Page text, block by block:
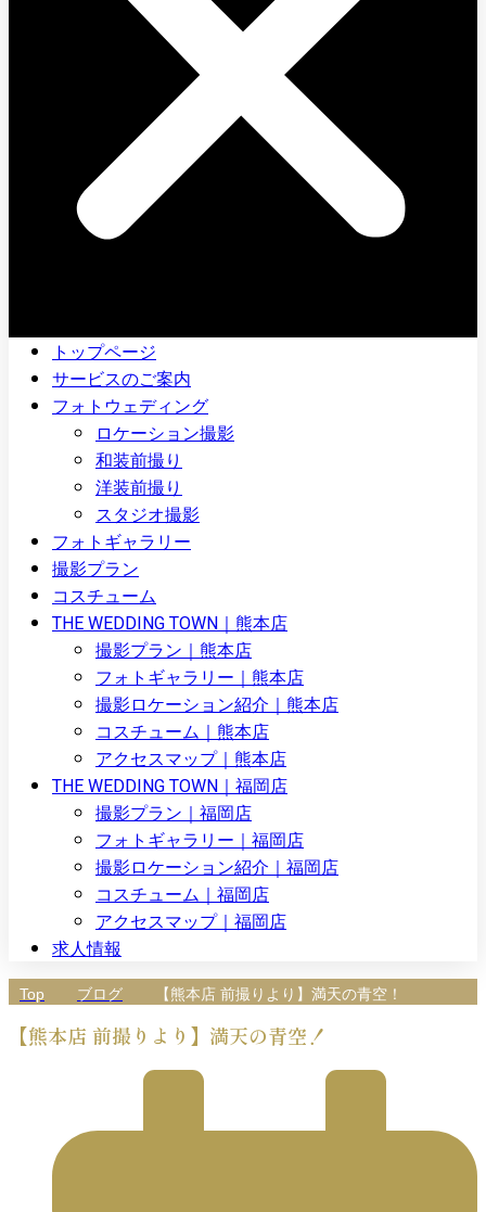
トップページ
サービスのご案内
フォトウェディング
ロケーション撮影
和装前撮り
洋装前撮り
スタジオ撮影
フォトギャラリー
撮影プラン
コスチューム
THE WEDDING TOWN｜熊本店
撮影プラン｜熊本店
フォトギャラリー｜熊本店
撮影ロケーション紹介｜熊本店
コスチューム｜熊本店
アクセスマップ｜熊本店
THE WEDDING TOWN｜福岡店
撮影プラン｜福岡店
フォトギャラリー｜福岡店
撮影ロケーション紹介｜福岡店
コスチューム｜福岡店
アクセスマップ｜福岡店
求人情報
Top ブログ 【熊本店 前撮りより】満天の青空！
【熊本店 前撮りより】満天の青空！